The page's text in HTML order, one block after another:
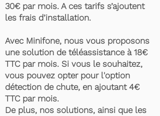
30€ par mois. A ces tarifs s’ajoutent
les frais d’installation.
Avec Minifone, nous vous proposons
une solution de téléassistance à 18€
TTC par mois. Si vous le souhaitez,
vous pouvez opter pour l'option
détection de chute, en ajoutant 4€
TTC par mois.
De plus, nos solutions, ainsi que les